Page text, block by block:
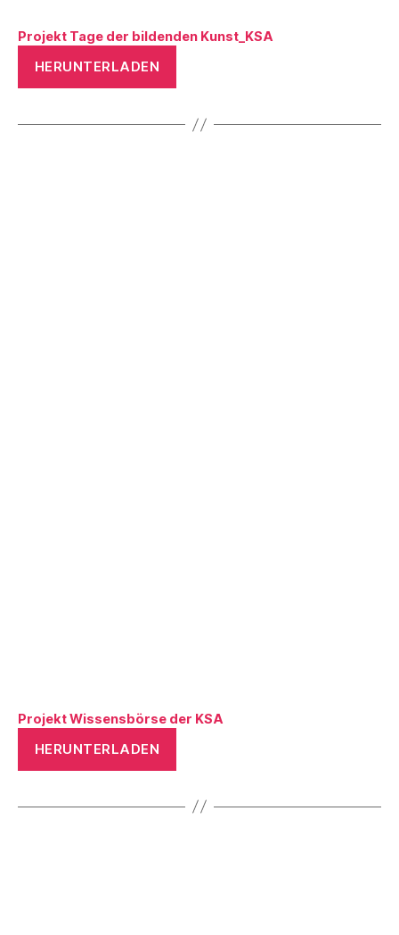
Projekt Tage der bildenden Kunst_KSA
HERUNTERLADEN
Projekt Wissensbörse der KSA
HERUNTERLADEN